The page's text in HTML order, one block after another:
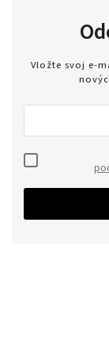
Vložte svoj e-